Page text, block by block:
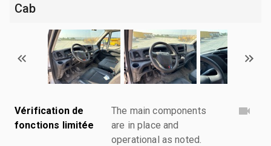
Cab
Vérification de
fonctions limitée
The main components
are in place and
operational as noted.